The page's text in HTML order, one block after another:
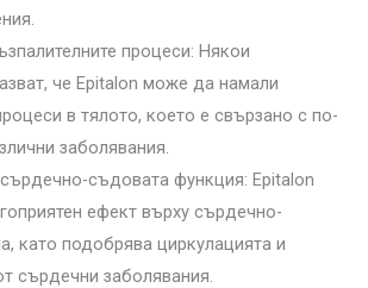
процеси: Някои
че Epitalon може да намали
в тялото, което е свързано с по-
заболявания.
съдовата функция: Epitalon
ефект върху сърдечно-
като подобрява циркулацията и
сърдечни заболявания.